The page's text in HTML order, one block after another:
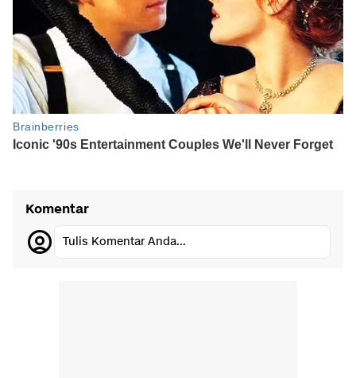
Komentar
Tulis Komentar Anda...